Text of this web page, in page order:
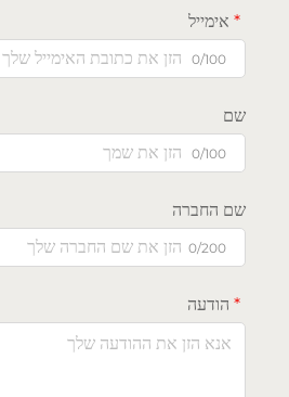
אימייל
0/100
שם
0/100
שם החברה
0/200
הודעה